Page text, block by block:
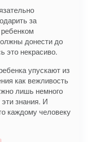
за
донести до
это некрасиво.
упускают из
как вежливость
лишь немного
знания. И
каждому человеку